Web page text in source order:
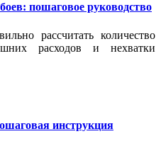
пошаговое руководство
рассчитать количество
расходов и нехватки
инструкция